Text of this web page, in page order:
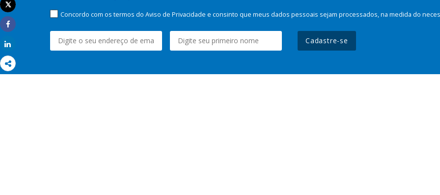
Imprimir
Tweet
Share
Concordo com os termos do Aviso de Privacidade e consinto que meus dados pessoais sejam processados, na medida do
Cadastre-se